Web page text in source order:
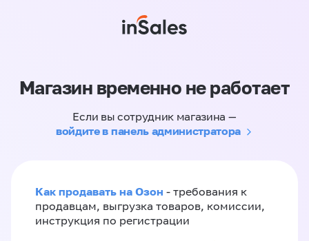
Магазин временно не работает
Если вы сотрудник магазина —
войдите в панель администратора
Как продавать на Озон - требования к
продавцам, выгрузка товаров, комиссии,
инструкция по регистрации